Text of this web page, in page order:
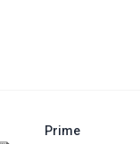
Primeabre en